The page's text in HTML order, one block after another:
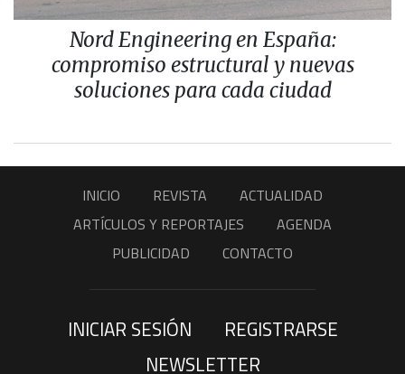
Nord Engineering en España:
compromiso estructural y nuevas
soluciones para cada ciudad
INICIO REVISTA
ACTUALIDAD
ARTÍCULOS Y REPORTAJES
AGENDA
PUBLICIDAD
CONTACTO
INICIAR SESIÓN
REGISTRARSE
NEWSLETTER